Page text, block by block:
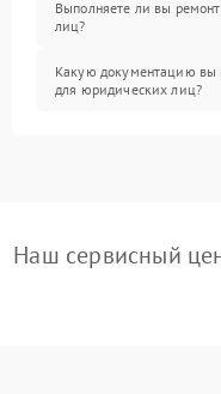
Выполняете ли вы
лиц?
Какую документацию вы
для юридических лиц?
Наш сервисный